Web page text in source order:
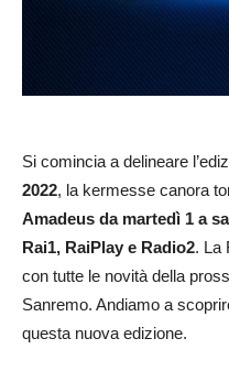
Si comincia a delineare
2022, la kermesse canora
Amadeus da martedì 1 a
Rai1, RaiPlay e Radio2. La
con tutte le novità della
Sanremo. Andiamo a
questa nuova edizione.